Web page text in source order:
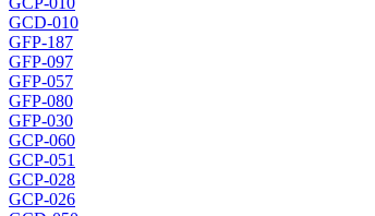
GCD-010
GFP-187
GFP-097
GFP-057
GFP-080
GFP-030
GCP-060
GCP-051
GCP-028
GCP-026